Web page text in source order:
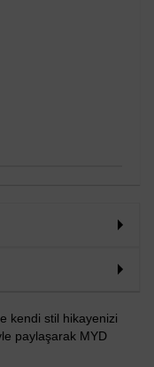
kendi stil hikayenizi
paylaşarak MYD